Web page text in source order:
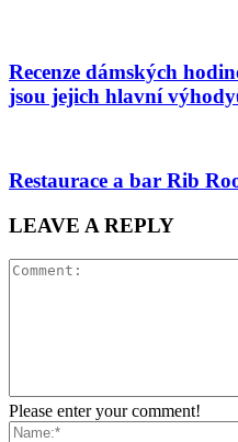
Recenze dámských
jsou jejich hlavní
Restaurace a bar Rib
LEAVE A REPLY
Please enter your comment!